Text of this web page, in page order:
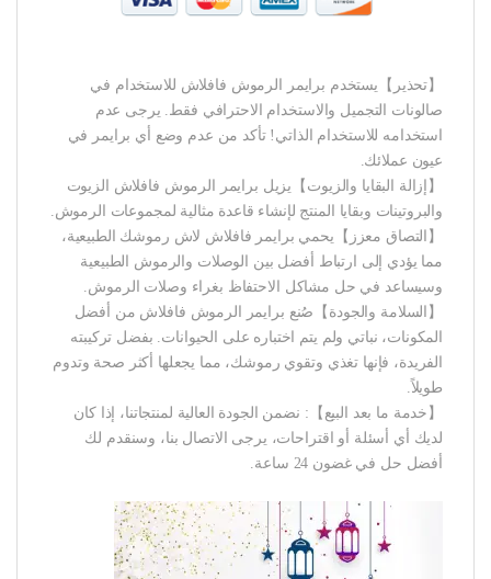
【تحذير】يستخدم برايمر الرموش فافلاش للاستخدام في
صالونات التجميل والاستخدام الاحترافي فقط. يرجى عدم
استخدامه للاستخدام الذاتي! تأكد من عدم وضع أي برايمر في
عيون عملائك.
【إزالة البقايا والزيوت】يزيل برايمر الرموش فافلاش الزيوت
والبروتينات وبقايا المنتج لإنشاء قاعدة مثالية لمجموعات الرموش.
【التصاق معزز】يحمي برايمر فافلاش لاش رموشك الطبيعية،
مما يؤدي إلى ارتباط أفضل بين الوصلات والرموش الطبيعية
وسيساعد في حل مشاكل الاحتفاظ بغراء وصلات الرموش.
【السلامة والجودة】صُنع برايمر الرموش فافلاش من أفضل
المكونات، نباتي ولم يتم اختباره على الحيوانات. بفضل تركيبته
الفريدة، فإنها تغذي وتقوي رموشك، مما يجعلها أكثر صحة وتدوم
طويلاً.
【خدمة ما بعد البيع】: نضمن الجودة العالية لمنتجاتنا، إذا كان
لديك أي أسئلة أو اقتراحات، يرجى الاتصال بنا، وسنقدم لك
أفضل حل في غضون 24 ساعة.